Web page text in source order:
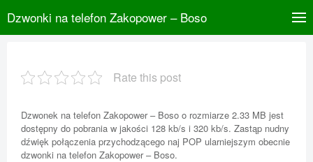
Dzwonki na telefon Zakopower – Boso
Rate this post
Dzwonek na telefon Zakopower – Boso o rozmiarze 2.33 MB jest
dostępny do pobrania w jakości 128 kb/s i 320 kb/s. Zastąp nudny
dźwięk połączenia przychodzącego naj POP ularniejszym obecnie
dzwonki na telefon Zakopower – Boso.